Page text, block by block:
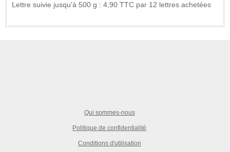
Lettre suivie jusqu'à 500 g : 4,90 TTC par 12 lettres achetées
Qui sommes-nous
Politique de confidentialité
Conditions d'utilisation